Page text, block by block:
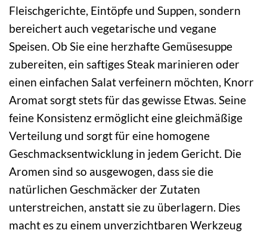
Fleischgerichte, Eintöpfe und Suppen, sondern
bereichert auch vegetarische und vegane
Speisen. Ob Sie eine herzhafte Gemüsesuppe
zubereiten, ein saftiges Steak marinieren oder
einen einfachen Salat verfeinern möchten, Knorr
Aromat sorgt stets für das gewisse Etwas. Seine
feine Konsistenz ermöglicht eine gleichmäßige
Verteilung und sorgt für eine homogene
Geschmacksentwicklung in jedem Gericht. Die
Aromen sind so ausgewogen, dass sie die
natürlichen Geschmäcker der Zutaten
unterstreichen, anstatt sie zu überlagern. Dies
macht es zu einem unverzichtbaren Werkzeug